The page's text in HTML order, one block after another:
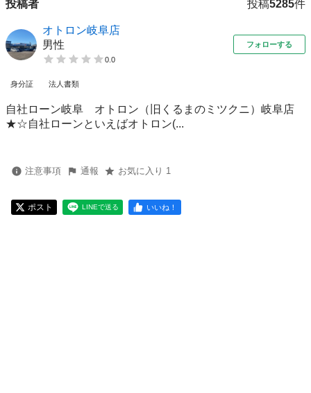
投稿者 投稿5285件
オトロン岐阜店
男性
0.0
フォローする
身分証 法人書類
自社ローン岐阜 オトロン（旧くるまのミツクニ）岐阜店
★☆自社ローンといえばオトロン(...
注意事項 通報 お気に入り 1
ポスト LINEで送る いいね！